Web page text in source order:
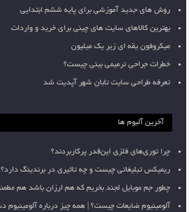
روش های جدید آموزشی برای پایه ششم ابتدایی
بهترین کالاهای سایت های چینی برای خرید و واردات
میکروفون یقه ای زیر یک میلیون
خطرات جراحی ترمیمی بینی چیست؟
تعرفه طراحی سایت تابان شهر آپدیت شد
آخرین آلبوم ها
چرا توری‌های فلزی این‌قدر پرکاربردند؟
ریمیکس تبلیغاتی چیست و چه تاثیری در برندینگ دارد؟
چطور جم موبایل لجند بخریم که هم ارزان باشد هم
آلومینیوم ضایعات چیست؟ | همه چیز درباره